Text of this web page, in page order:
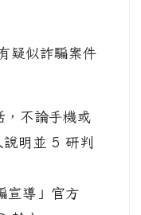
似詐騙案件
論手機或
說明並 5 研判
」官方